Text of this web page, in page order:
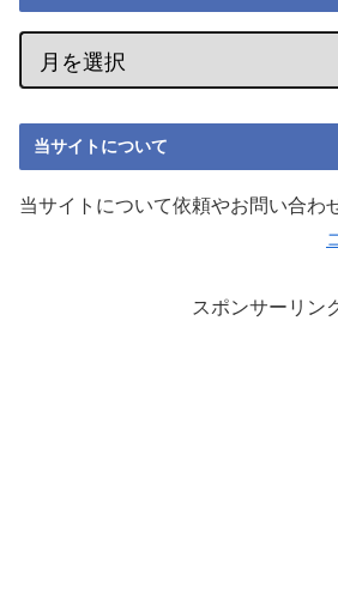
当サイトについて
当サイトについて依頼やお問い合わ
スポンサーリン